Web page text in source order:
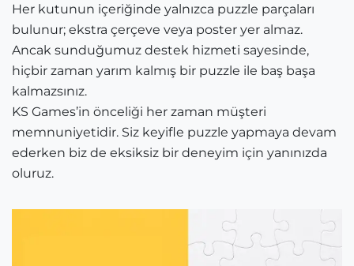
Her kutunun içeriğinde yalnızca puzzle parçaları
bulunur; ekstra çerçeve veya poster yer almaz.
Ancak sunduğumuz destek hizmeti sayesinde,
hiçbir zaman yarım kalmış bir puzzle ile baş başa
kalmazsınız.
KS Games’in önceliği her zaman müşteri
memnuniyetidir. Siz keyifle puzzle yapmaya devam
ederken biz de eksiksiz bir deneyim için yanınızda
oluruz.